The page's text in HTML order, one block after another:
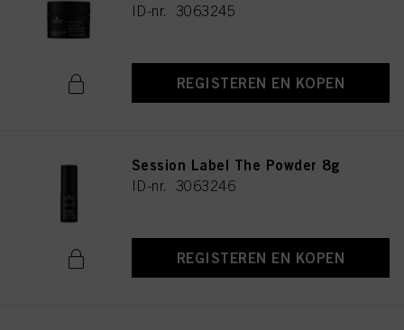
ID-nr. 3063245
REGISTEREN EN KOPEN
Session Label The Powder 8g
ID-nr. 3063246
REGISTEREN EN KOPEN